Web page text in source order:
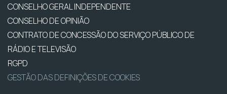
CONSELHO GERAL INDEPENDENTE
CONSELHO DE OPINIÃO
CONTRATO DE CONCESSÃO DO SERVIÇO PÚBLICO DE
RÁDIO E TELEVISÃO
RGPD
GESTÃO DAS DEFINIÇÕES DE COOKIES